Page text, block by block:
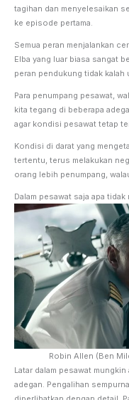
tagihan dan menyelesaikan
ke episode pertama.
Semua peran menjalankan
Elba yang luar biasa sangat
peran pendukung tidak kalah
Para penumpang pesawat,
kita tegang di beberapa
agar kondisi pesawat tetap
Kondisi di darat yang
tertentu, terus melakukan
orang lebih penumpang,
Dalam pesawat saja apa tidak
Robin Allen (Ben
Latar dalam pesawat
adegan. Pengalihan